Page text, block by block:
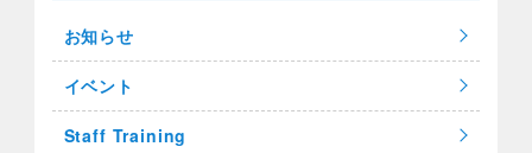
お知らせ
イベント
Staff Training